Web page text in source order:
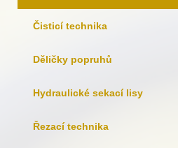
Čisticí technika
Děličky popruhů
Hydraulické sekací lisy
Řezací technika